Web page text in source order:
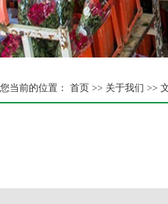
您当前的位置： 首页 >> 关于我们 >>